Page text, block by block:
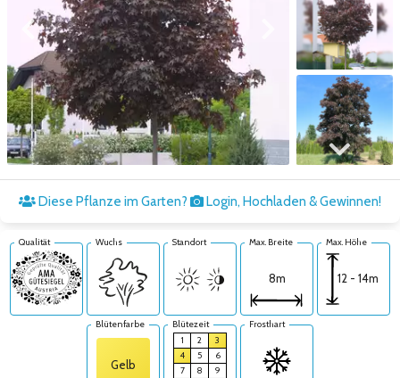
Zum vorigen Bild Zum nächsten Bild
Zum nächsten Bild
Diese Pflanze im Garten? Login, Hochladen & Gewinnen!
Qualität Wuchs Standort Max. Breite
8m
Max. Höhe
12 - 14m
Blütenfarbe
Gelb
Blütezeit
1
2
3
4
5
6
7
8
9
Frosthart